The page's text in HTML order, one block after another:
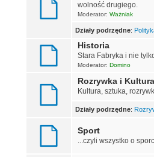
wolność drugiego.
Moderator: Ważniak
Działy podrzędne:
Historia
Stara Fabryka i nie
Moderator: Domino
Rozrywka i Kultura
Kultura, sztuka,
Działy podrzędne:
Sport
...czyli wszystko o